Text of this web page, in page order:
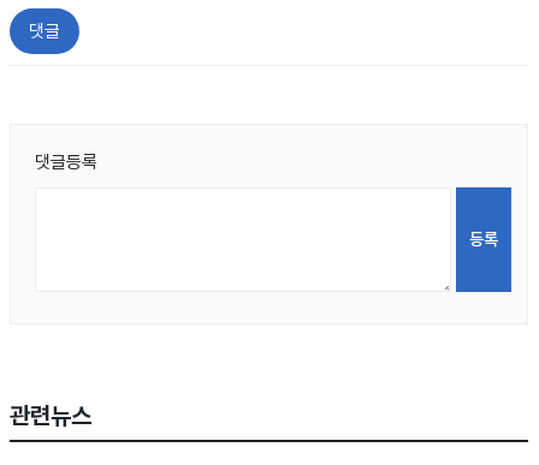
댓글
댓글등록
관련뉴스